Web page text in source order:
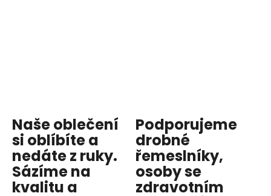
Naše oblečení
si oblíbíte a
nedáte z ruky.
Sázíme na
kvalitu a
Podporujeme
drobné
řemeslníky,
osoby se
zdravotním